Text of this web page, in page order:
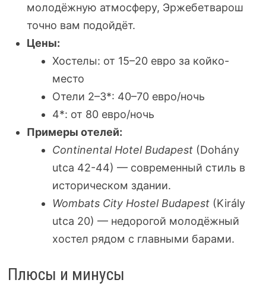
молодёжную атмосферу, Эржебетварош
точно вам подойдёт.
Цены:
Хостелы: от 15–20 евро за койко-
место
Отели 2–3*: 40–70 евро/ночь
4*: от 80 евро/ночь
Примеры отелей:
Continental Hotel Budapest(Dohány
utca 42-44) — современный стиль в
историческом здании.
Wombats City Hostel Budapest(Király
utca 20) — недорогой молодёжный
хостел рядом с главными барами.
Плюсы и минусы